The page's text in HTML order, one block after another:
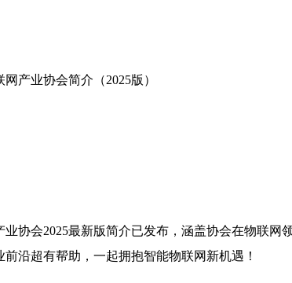
产业协会简介（2025版）
业协会2025最新版简介已发布，涵盖协会在物联
沿超有帮助，一起拥抱智能物联网新机遇！